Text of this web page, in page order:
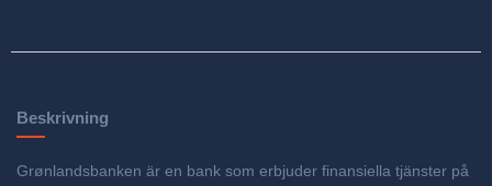
Beskrivning
Grønlandsbanken är en bank som erbjuder finansiella tjänster på